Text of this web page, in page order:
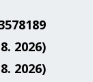
2026)
2026)